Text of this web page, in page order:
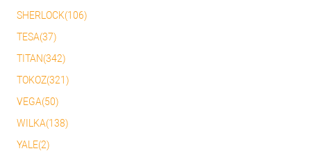
SHERLOCK(106)
TESA(37)
TITAN(342)
TOKOZ(321)
VEGA(50)
WILKA(138)
YALE(2)